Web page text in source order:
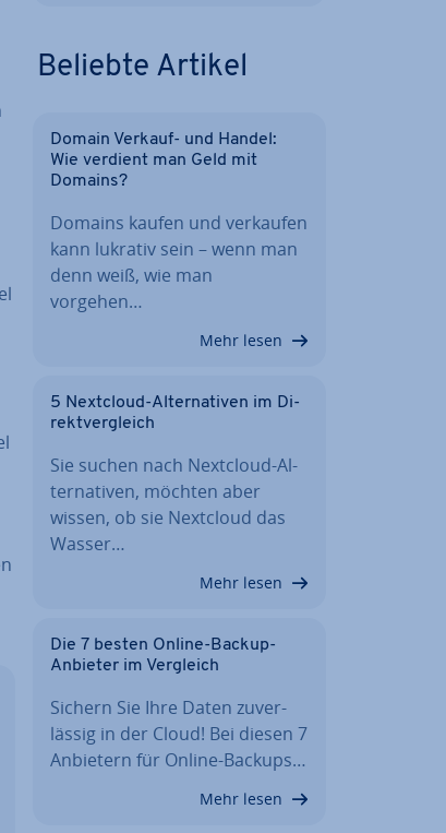
Beliebte Artikel
Domain Verkauf- und Handel:
Wie verdient man Geld mit
Domains?
Domains kaufen und verkaufen
kann lukrativ sein – wenn man
denn weiß, wie man
vorgehen…
Mehr lesen
5 Nextcloud-Al­ter­na­ti­ven im Di­
rekt­ver­gleich
Sie suchen nach Nextcloud-Al­
ter­na­ti­ven, möchten aber
wissen, ob sie Nextcloud das
Wasser…
Mehr lesen
Die 7 besten Online-Backup-
Anbieter im Vergleich
Sichern Sie Ihre Daten zu­ver­
läs­sig in der Cloud! Bei diesen 7
Anbietern für Online-Backups…
Mehr lesen